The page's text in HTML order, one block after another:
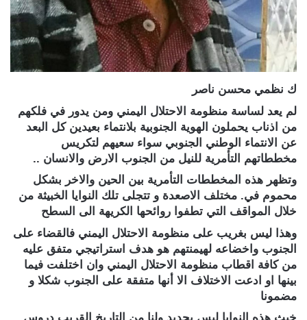
ك نظمي محسن ناصر
لم يعد لساسة منظومة الاحتلال اليمني ومن يدور في فلكهم
من اذناب يحملون الهوية الجنوبية بلانتماء بعيدين كل البعد
عن الانتماء الوطني الجنوبي سواء سعيهم لتكريس
مخططاتهم التأمرية للنيل من الجنوب الارض والانسان ..
وتظهر هذه المخططات التأمرية بين الحين والاخر بشكل
محموم في. مختلف الاصعدة و تتجلى تلك النوايا الخبيثة من
خلال المواقف التي تطفوا روائحها الكريهة الى السطح
وهذا ليس بغريب على منظومة الاحتلال اليمني فالقضاء على
الجنوب واخضاعه لهيمنتهم هو هدف استراتيجي متفق عليه
من كافة اقطاب منظومة الاحتلال اليمني وان اختلفت فيما
بينها او ادعت الاختلاف الا أنها متفقة على الجنوب شكلا و
مضمونا